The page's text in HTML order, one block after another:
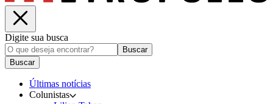
Digite sua busca
Buscar
Buscar
Últimas notícias
Colunistas